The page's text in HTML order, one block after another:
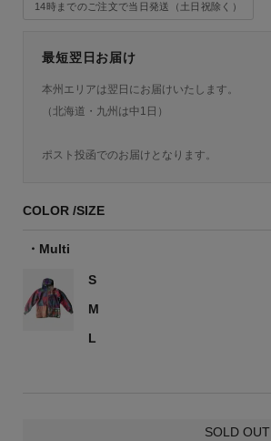
14時までのご注文で当日発送（土日祝除く）
最短翌日お届け
本州エリアは翌日にお届けいたします。
（北海道・九州は中1日）
ポスト投函でのお届けとなります。
COLOR SIZE
Multi
S
M
L
SOLD OUT